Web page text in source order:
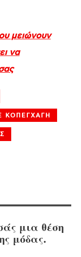
μειώνουν
να
ΚΟΠΕΓΧΑΓΗ
μια θέση
μόδας.